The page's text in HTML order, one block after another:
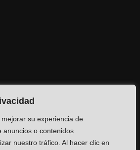
su experiencia de
anuncios o contenidos
nuestro tráfico. Al hacer clic en